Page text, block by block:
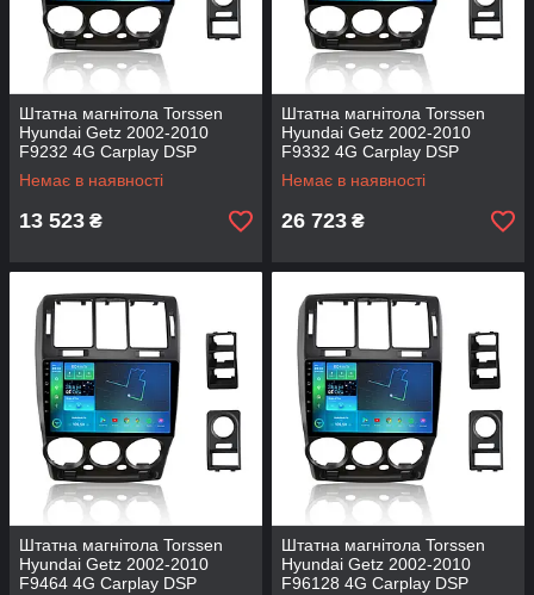
Штатна магнітола Torssen
Hyundai Getz 2002-2010
F9232 4G Carplay DSP
Немає в наявності
13 523 ₴
Штатна магнітола Torssen
Hyundai Getz 2002-2010
F9332 4G Carplay DSP
Немає в наявності
26 723 ₴
Штатна магнітола Torssen
Hyundai Getz 2002-2010
F9464 4G Carplay DSP
Штатна магнітола Torssen
Hyundai Getz 2002-2010
F96128 4G Carplay DSP